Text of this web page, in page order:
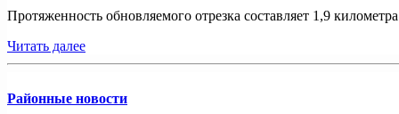
Протяженность обновляемого отрезка составляет 1,9
Читать далее
Районные новости